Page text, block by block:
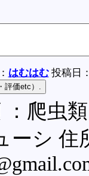
はむはむ投稿日
：爬虫類
ーシ 住